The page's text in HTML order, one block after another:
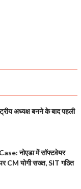
अध्यक्ष बनने के बाद पहली
नोएडा में सॉफ्टवेयर
CM योगी सख्त, SIT गठित